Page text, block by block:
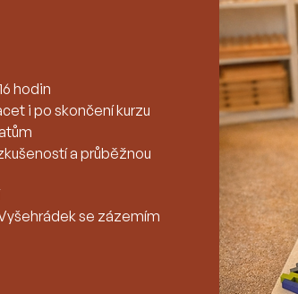
hodin
i po skončení kurzu
a průběžnou
se zázemím